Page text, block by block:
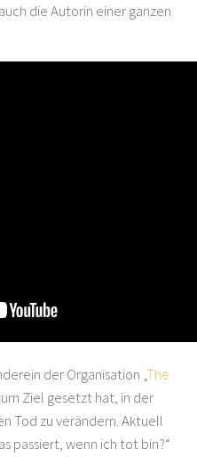
die Autorin einer ganzen
der Organisation „The
Ziel gesetzt hat, in der
Tod zu verändern. Aktuell
passiert, wenn ich tot bin?“